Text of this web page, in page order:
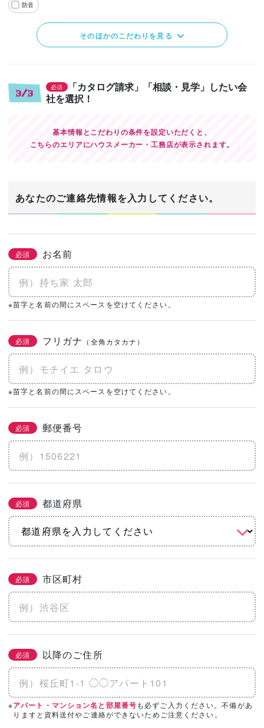
防音
そのほかのこだわりを見る
3/3
必須
「カタログ請求」「相談・見学」したい会
社を選択！
基本情報とこだわりの条件を設定いただくと、
こちらのエリアにハウスメーカー・工務店が表示されます。
あなたのご連絡先情報を入力してください。
必須 お名前
※苗字と名前の間にスペースを空けてください。
必須 フリガナ （全角カタカナ）
※苗字と名前の間にスペースを空けてください。
必須 郵便番号
必須 都道府県
必須 市区町村
必須 以降のご住所
※アパート・マンション名と部屋番号も必ずご入力ください。不備があ
りますと資料送付やご連絡ができないためご注意ください。